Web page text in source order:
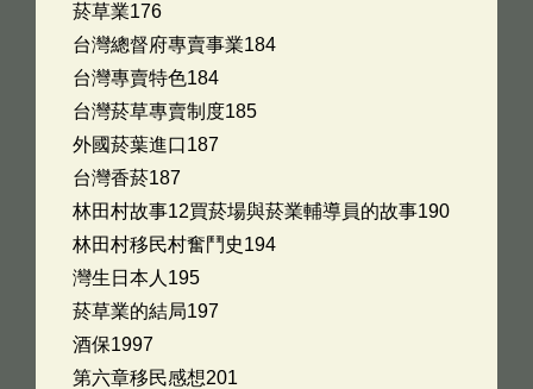
菸草業176
台灣總督府專賣事業184
台灣專賣特色184
台灣菸草專賣制度185
外國菸葉進口187
台灣香菸187
林田村故事12買菸場與菸業輔導員的故事190
林田村移民村奮鬥史194
灣生日本人195
菸草業的結局197
酒保1997
第六章移民感想201